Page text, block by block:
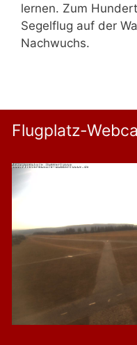
lernen. Zum
Segelflug auf der
Nachwuchs.
Flugplatz-